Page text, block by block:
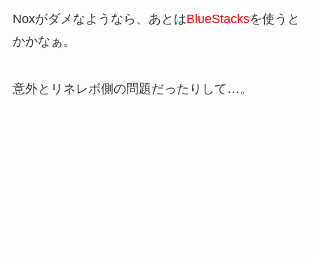
Noxがダメなようなら、あとはBlueStacksを使うと
かかなぁ。
意外とリネレボ側の問題だったりして…。